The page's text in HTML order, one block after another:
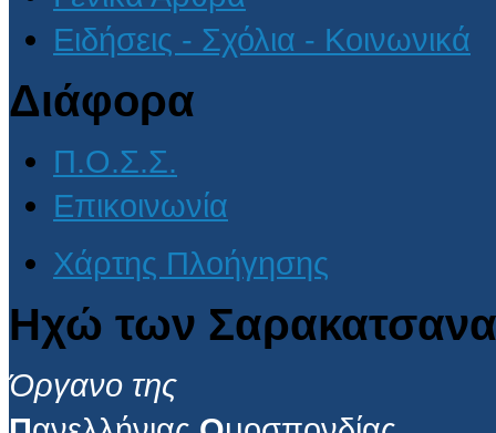
Ειδήσεις - Σχόλια - Κοινωνικά
Διάφορα
Π.Ο.Σ.Σ.
Επικοινωνία
Χάρτης Πλοήγησης
Ηχώ των
Όργανο της